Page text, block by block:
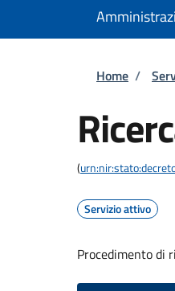
Home /
(
Servizio attivo
Procedimento di